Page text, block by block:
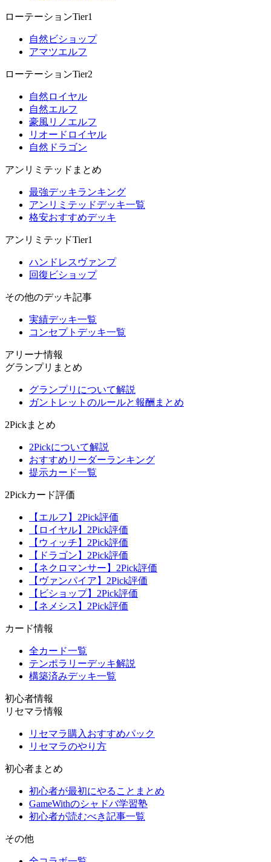
ローテーションTier1
自然ビショップ
アマツエルフ
ローテーションTier2
自然ロイヤル
自然エルフ
豪風リノエルフ
リオードロイヤル
自然ドラゴン
アンリミテッドまとめ
最強デッキランキング
アンリミテッドデッキ一覧
格安おすすめデッキ
アンリミテッドTier1
ハンドレスヴァンプ
回復ビショップ
その他のデッキ記事
実績デッキ一覧
コンセプトデッキ一覧
アリーナ情報
グランプリまとめ
グランプリについて解説
ガントレットのルールと報酬まとめ
2Pickまとめ
2Pickについて解説
おすすめリーダーランキング
提示カード一覧
2Pickカード評価
【エルフ】2Pick評価
【ロイヤル】2Pick評価
【ウィッチ】2Pick評価
【ドラゴン】2Pick評価
【ネクロマンサー】2Pick評価
【ヴァンパイア】2Pick評価
【ビショップ】2Pick評価
【ネメシス】2Pick評価
カード情報
全カード一覧
テンポラリーデッキ解説
構築済みデッキ一覧
初心者情報
リセマラ情報
リセマラ購入おすすめパック
リセマラのやり方
初心者まとめ
初心者が最初にやることまとめ
GameWithのシャドバ学習塾
初心者が読むべき記事一覧
その他